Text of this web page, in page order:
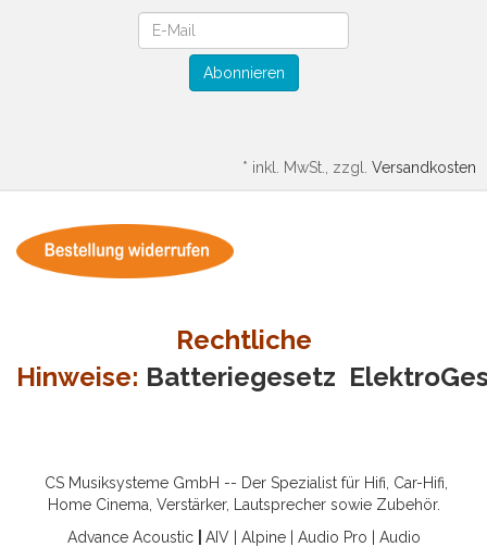
Abonnieren
* inkl. MwSt., zzgl. Versandkosten
Rechtliche
Hinweise: Batteriegesetz
CS Musiksysteme GmbH -- Der Spezialist für Hifi, Car-Hifi,
Home Cinema, Verstärker, Lautsprecher sowie Zubehör.
Advance Acoustic
AIV| Alpine| Audio Pro
Audio